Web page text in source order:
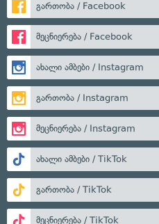
გართობა / Facebook
მეცნიერება / Facebook
ახალი ამბები / Instagram
გართობა / Instagram
მეცნიერება / Instagram
ახალი ამბები / TikTok
გართობა / TikTok
მეცნიერება / TikTok